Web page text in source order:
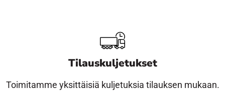
Tilauskuljetukset
Toimitamme yksittäisiä kuljetuksia tilauksen mukaan.